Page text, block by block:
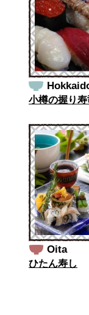
小樽の握り寿
Oita
ひたん寿し